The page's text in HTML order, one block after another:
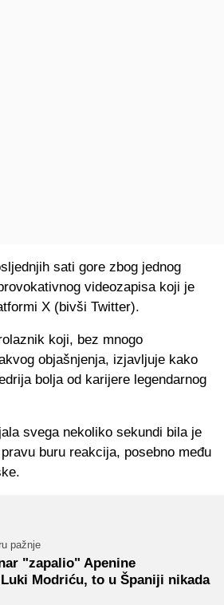
sati gore zbog jednog
videozapisa koji je
X (bivši Twitter).
koji, bez mnogo
objašnjenja, izjavljuje kako
bolja od karijere legendarnog
svega nekoliko sekundi bila je
buru reakcija, posebno među
pažnje
"zapalio" Apenine
Modriću, to u Španiji nikada